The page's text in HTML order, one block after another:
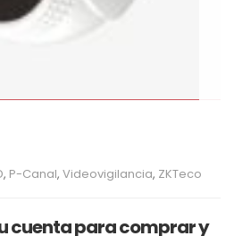
, P-Canal, Videovigilancia, ZKTeco
cuenta para comprar y